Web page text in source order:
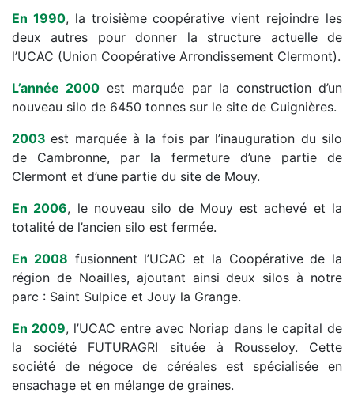
En 1990, la troisième coopérative vient rejoindre les
deux autres pour donner la structure actuelle de
l’UCAC (Union Coopérative Arrondissement Clermont).
L’année 2000 est marquée par la construction d’un
nouveau silo de 6450 tonnes sur le site de Cuignières.
2003 est marquée à la fois par l’inauguration du silo
de Cambronne, par la fermeture d’une partie de
Clermont et d’une partie du site de Mouy.
En 2006, le nouveau silo de Mouy est achevé et la
totalité de l’ancien silo est fermée.
En 2008 fusionnent l’UCAC et la Coopérative de la
région de Noailles, ajoutant ainsi deux silos à notre
parc : Saint Sulpice et Jouy la Grange.
En 2009, l’UCAC entre avec Noriap dans le capital de
la société FUTURAGRI située à Rousseloy. Cette
société de négoce de céréales est spécialisée en
ensachage et en mélange de graines.